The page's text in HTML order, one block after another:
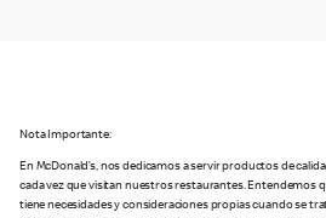
Nota Importante:
En McDonald’s, nos dedicamos a servir productos de
cada vez que visitan nuestros restaurantes. Entendemos
tiene necesidades y consideraciones propias cuando se